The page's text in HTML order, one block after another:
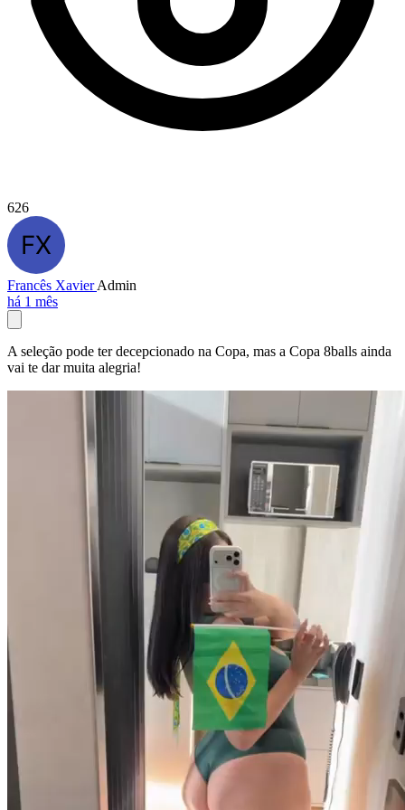
626
Francês XavierAdmin
há 1 mês
A seleção pode ter decepcionado na Copa, mas a Copa 8balls ainda
vai te dar muita alegria!